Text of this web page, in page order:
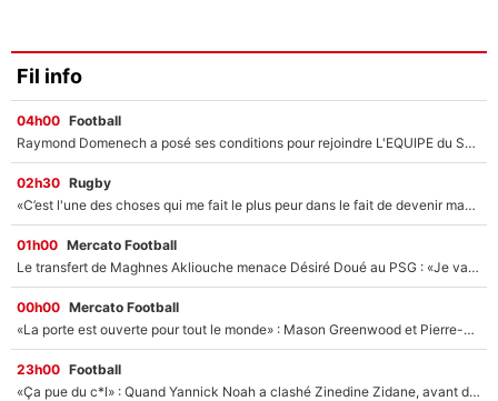
Fil info
04h00 Football
Raymond Domenech a posé ses conditions pour rejoindre L'EQUIPE du Soir : Il refuse de faire l'émission avec un autre chroniqueur !
02h30 Rugby
«C’est l'une des choses qui me fait le plus peur dans le fait de devenir maman» : En couple avec Antoine Dupont, Iris Mittenaere s'inquiète déjà pour ses futurs enfants !
01h00 Mercato Football
Le transfert de Maghnes Akliouche menace Désiré Doué au PSG : «Je valide à 200%»
00h00 Mercato Football
«La porte est ouverte pour tout le monde» : Mason Greenwood et Pierre-Emerick Aubameyang ont quitté l'OM, Amine Gouiri balance sur la suite du mercato et sur la réaction du vestiaire !
23h00 Football
«Ça pue du c*l» : Quand Yannick Noah a clashé Zinedine Zidane, avant de se faire recadrer par le nouveau sélectionneur de l'équipe de France !